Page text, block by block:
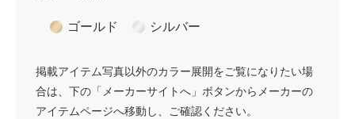
ゴールド シルバー
掲載アイテム写真以外のカラー展開をご覧になりたい場
合は、下の「メーカーサイトへ」ボタンからメーカーの
アイテムページへ移動し、ご確認ください。